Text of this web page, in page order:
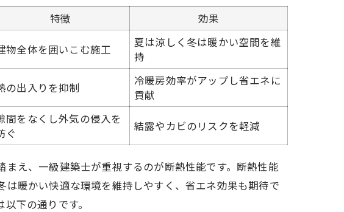
特徴
効果
物全体を囲いこむ施工
夏は涼しく冬は暖かい空間を維
持
の出入りを抑制
冷暖房効率がアップし省エネに
貢献
間をなくし外気の侵入を
ぐ
結露やカビのリスクを軽減
まえ、一級建築士が重視するのが断熱性能です。断熱性能
は暖かい快適な環境を維持しやすく、省エネ効果も期待で
下の通りです。